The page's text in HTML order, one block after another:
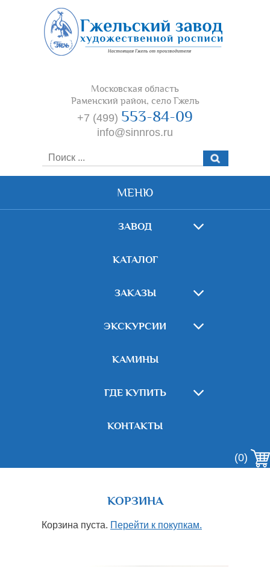
Московская область
Раменский район, село Гжель
+7 (499) 553-84-09
info@sinnros.ru
МЕНЮ
ЗАВОД
КАТАЛОГ
ЗАКАЗЫ
ЭКСКУРСИИ
КАМИНЫ
ГДЕ КУПИТЬ
КОНТАКТЫ
(0)
КОРЗИНА
Корзина пуста. Перейти к покупкам.